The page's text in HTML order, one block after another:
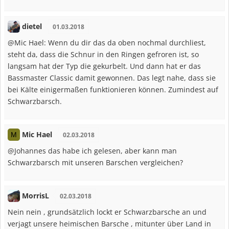
dietel 01.03.2018
@Mic Hael: Wenn du dir das da oben nochmal durchliest,
steht da, dass die Schnur in den Ringen gefroren ist, so
langsam hat der Typ die gekurbelt. Und dann hat er das
Bassmaster Classic damit gewonnen. Das legt nahe, dass sie
bei Kälte einigermaßen funktionieren können. Zumindest auf
Schwarzbarsch.
M Mic Hael 02.03.2018
@Johannes das habe ich gelesen, aber kann man
Schwarzbarsch mit unseren Barschen vergleichen?
MorrisL 02.03.2018
Nein nein , grundsätzlich lockt er Schwarzbarsche an und
verjagt unsere heimischen Barsche , mitunter über Land in